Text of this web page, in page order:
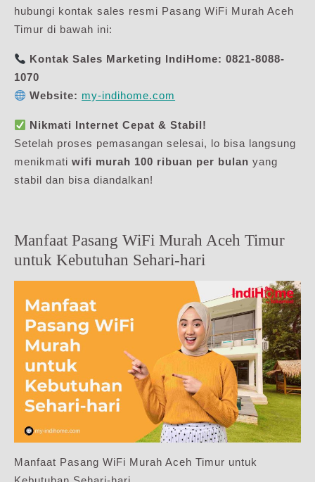
hubungi kontak sales resmi Pasang WiFi Murah Aceh
Timur di bawah ini:
Kontak Sales Marketing IndiHome: 0821-8088-
1070
Website: my-indihome.com
Nikmati Internet Cepat & Stabil!
Setelah proses pemasangan selesai, lo bisa langsung
menikmati wifi murah 100 ribuan per bulan yang
stabil dan bisa diandalkan!
Manfaat Pasang WiFi Murah Aceh Timur
untuk Kebutuhan Sehari-hari
Manfaat Pasang WiFi Murah Aceh Timur untuk